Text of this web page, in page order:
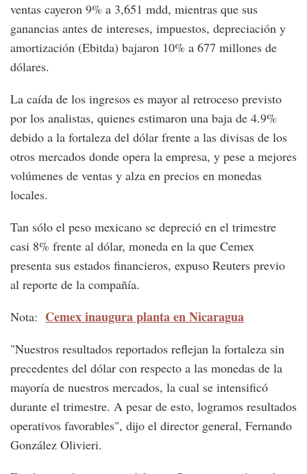
ventas cayeron 9% a 3,651 mdd, mientras que sus
ganancias antes de intereses, impuestos, depreciación y
amortización (Ebitda) bajaron 10% a 677 millones de
dólares.
La caída de los ingresos es mayor al retroceso previsto
por los analistas, quienes estimaron una baja de 4.9%
debido a la fortaleza del dólar frente a las divisas de los
otros mercados donde opera la empresa, y pese a mejores
volúmenes de ventas y alza en precios en monedas
locales.
Tan sólo el peso mexicano se depreció en el trimestre
casi 8% frente al dólar, moneda en la que Cemex
presenta sus estados financieros, expuso Reuters previo
al reporte de la compañía.
Nota: Cemex inaugura planta en Nicaragua
"Nuestros resultados reportados reflejan la fortaleza sin
precedentes del dólar con respecto a las monedas de la
mayoría de nuestros mercados, la cual se intensificó
durante el trimestre. A pesar de esto, logramos resultados
operativos favorables", dijo el director general, Fernando
González Olivieri.